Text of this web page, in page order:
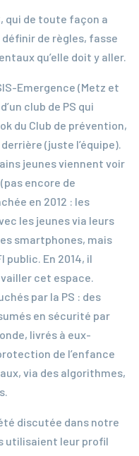
qui de toute façon a
de règles, fasse
qu’elle doit y aller.
Emergence (Metz et
club de PS qui
du Club de prévention,
(juste l’équipe).
jeunes viennent voir
encore de
en 2012 : les
les jeunes via leurs
smartphones, mais
public. En 2014, il
cet espace.
par la PS : des
en sécurité par
livrés à eux-
de l’enfance
via des algorithmes,
discutée dans notre
utilisaient leur profil